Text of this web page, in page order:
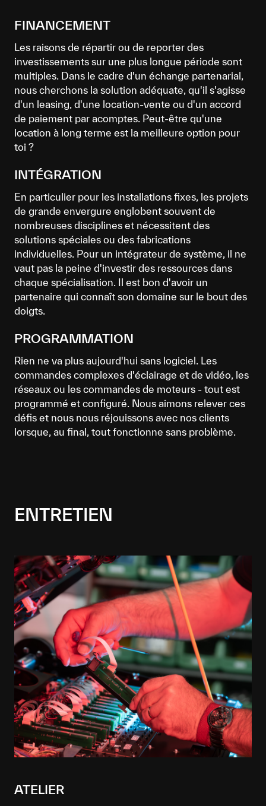
FINANCEMENT
Les raisons de répartir ou de reporter des
investissements sur une plus longue période sont
multiples. Dans le cadre d'un échange partenarial,
nous cherchons la solution adéquate, qu'il s'agisse
d'un leasing, d'une location-vente ou d'un accord
de paiement par acomptes. Peut-être qu'une
location à long terme est la meilleure option pour
toi ?
INTÉGRATION
En particulier pour les installations fixes, les projets
de grande envergure englobent souvent de
nombreuses disciplines et nécessitent des
solutions spéciales ou des fabrications
individuelles. Pour un intégrateur de système, il ne
vaut pas la peine d'investir des ressources dans
chaque spécialisation. Il est bon d'avoir un
partenaire qui connaît son domaine sur le bout des
doigts.
PROGRAMMATION
Rien ne va plus aujourd'hui sans logiciel. Les
commandes complexes d'éclairage et de vidéo, les
réseaux ou les commandes de moteurs - tout est
programmé et configuré. Nous aimons relever ces
défis et nous nous réjouissons avec nos clients
lorsque, au final, tout fonctionne sans problème.
ENTRETIEN
ATELIER